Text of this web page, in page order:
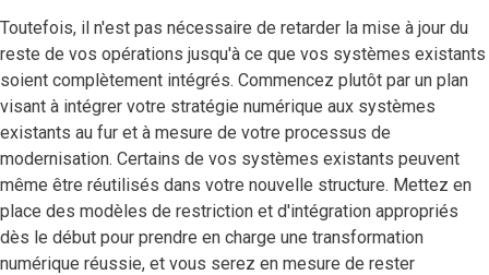
Toutefois, il n'est pas nécessaire de retarder la mise à jour du
reste de vos opérations jusqu'à ce que vos systèmes existants
soient complètement intégrés. Commencez plutôt par un plan
visant à intégrer votre stratégie numérique aux systèmes
existants au fur et à mesure de votre processus de
modernisation. Certains de vos systèmes existants peuvent
même être réutilisés dans votre nouvelle structure. Mettez en
place des modèles de restriction et d'intégration appropriés
dès le début pour prendre en charge une transformation
numérique réussie, et vous serez en mesure de rester